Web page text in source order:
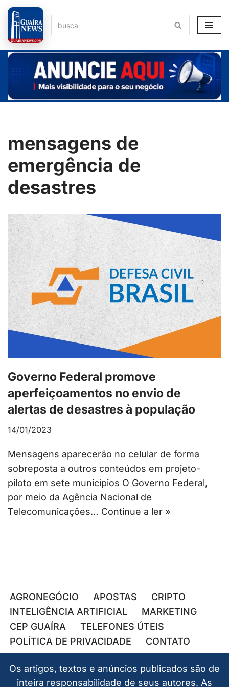
Pular
para
o
conteúdo
mensagens de
emergência de
desastres
Governo Federal promove
aperfeiçoamentos no envio de
alertas de desastres à população
14/01/2023
Mensagens aparecerão no celular de forma
sobreposta a outros conteúdos em projeto-
piloto em sete municípios O Governo Federal,
por meio da Agência Nacional de
Telecomunicações… Continue a ler »
AGRONEGÓCIO APOSTAS
CRIPTO
INTELIGÊNCIA ARTIFICIAL
MARKETING
CEP GUAÍRA
TELEFONES ÚTEIS
POLÍTICA DE PRIVACIDADE
CONTATO
Os artigos, textos e anúncios publicados são de
inteira responsabilidade de seus autores. As